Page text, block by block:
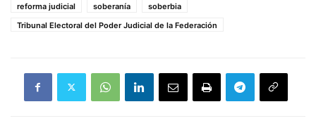
reforma judicial
soberanía
soberbia
Tribunal Electoral del Poder Judicial de la Federación